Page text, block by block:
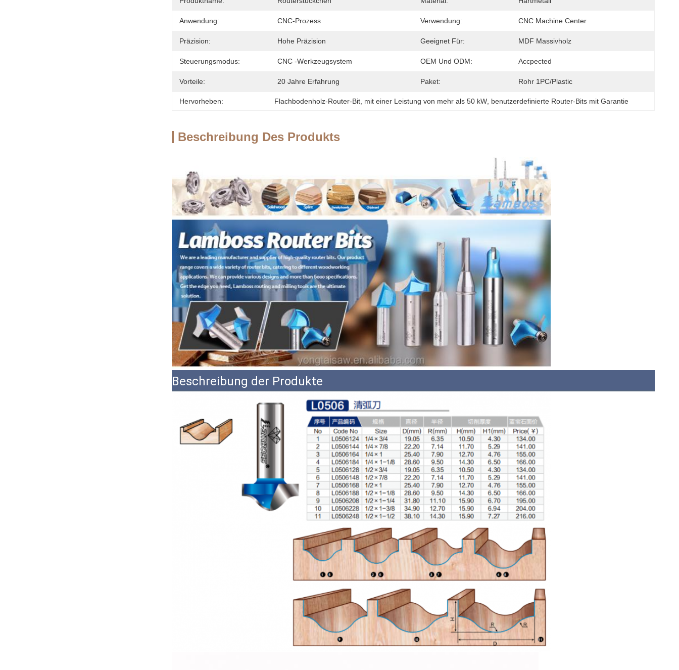
Anwendung: CNC-Prozess Verwendung: CNC Machine Center
Präzision: Hohe Präzision Geeignet Für: MDF Massivholz
Steuerungsmodus: CNC -Werkzeugsystem OEM Und ODM: Accpected
Vorteile: 20 Jahre Erfahrung Paket: Rohr 1PC/Plastic
Hervorheben: Flachbodenholz-Router-Bit mit einer Leistung von mehr als 50 kW benutzerdefinierte Router-Bits mit Garantie
Beschreibung Des Produkts
Beschreibung der Produkte